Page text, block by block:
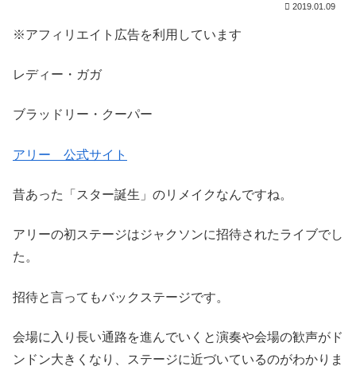
2019.01.09
※アフィリエイト広告を利用しています
レディー・ガガ
ブラッドリー・クーパー
アリー 公式サイト
昔あった「スター誕生」のリメイクなんですね。
アリーの初ステージはジャクソンに招待されたライブでし
た。
招待と言ってもバックステージです。
会場に入り長い通路を進んでいくと演奏や会場の歓声がド
ンドン大きくなり、ステージに近づいているのがわかりま